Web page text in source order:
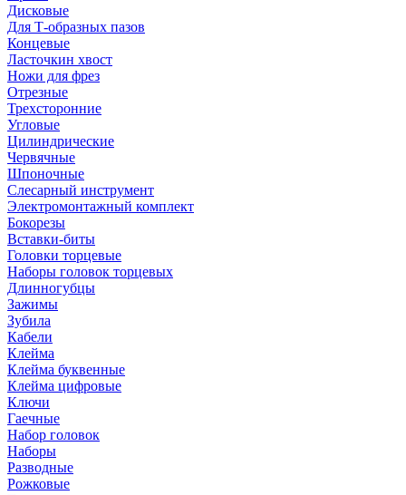
Дисковые
Для Т-образных пазов
Концевые
Ласточкин хвост
Ножи для фрез
Отрезные
Трехсторонние
Угловые
Цилиндрические
Червячные
Шпоночные
Слесарный инструмент
Электромонтажный комплект
Бокорезы
Вставки-биты
Головки торцевые
Наборы головок торцевых
Длинногубцы
Зажимы
Зубила
Кабели
Клейма
Клейма буквенные
Клейма цифровые
Ключи
Гаечные
Набор головок
Наборы
Разводные
Рожковые